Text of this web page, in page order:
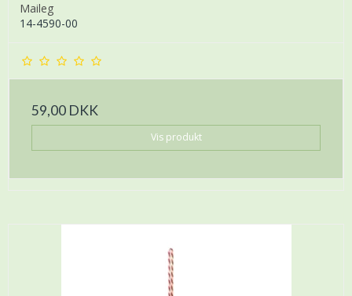
Maileg
14-4590-00
59,00 DKK
Vis produkt